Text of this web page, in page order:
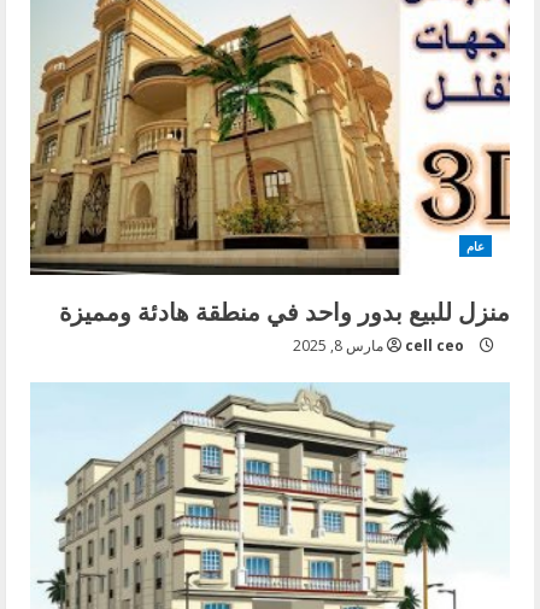
عام
منزل للبيع بدور واحد في منطقة هادئة ومميزة
cell ceo مارس 8, 2025